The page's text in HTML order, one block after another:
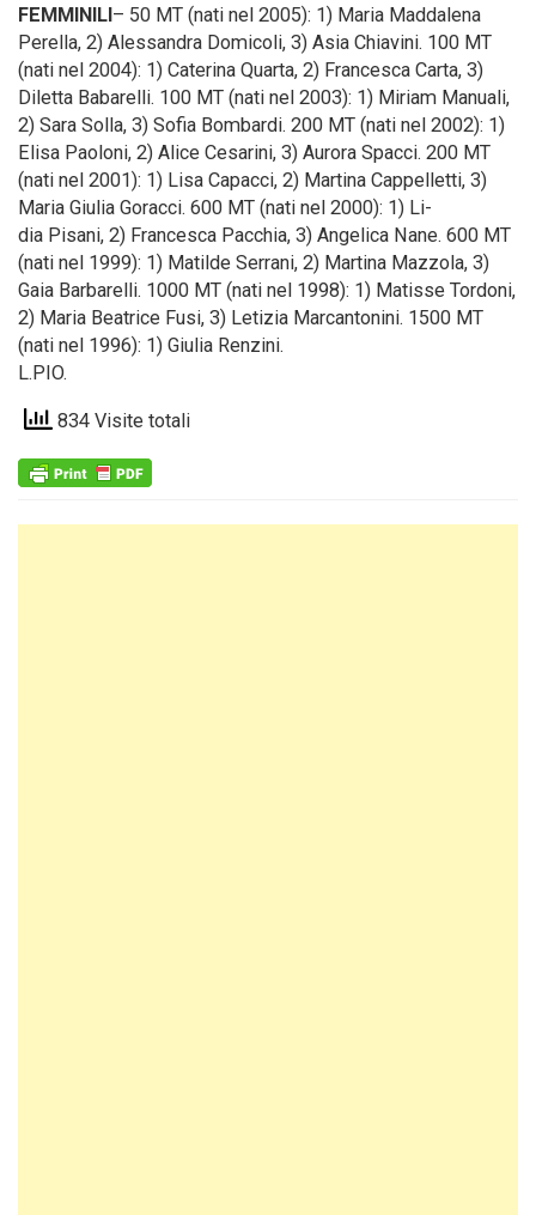
FEMMINILI– 50 MT (nati nel 2005): 1) Maria Maddalena
Perella, 2) Alessandra Domicoli, 3) Asia Chiavini. 100 MT
(nati nel 2004): 1) Caterina Quarta, 2) Francesca Carta, 3)
Diletta Babarelli. 100 MT (nati nel 2003): 1) Miriam Manuali,
2) Sara Solla, 3) Sofia Bombardi. 200 MT (nati nel 2002): 1)
Elisa Paoloni, 2) Alice Cesarini, 3) Aurora Spacci. 200 MT
(nati nel 2001): 1) Lisa Capacci, 2) Martina Cappelletti, 3)
Maria Giulia Goracci. 600 MT (nati nel 2000): 1) Li-
dia Pisani, 2) Francesca Pacchia, 3) Angelica Nane. 600 MT
(nati nel 1999): 1) Matilde Serrani, 2) Martina Mazzola, 3)
Gaia Barbarelli. 1000 MT (nati nel 1998): 1) Matisse Tordoni,
2) Maria Beatrice Fusi, 3) Letizia Marcantonini. 1500 MT
(nati nel 1996): 1) Giulia Renzini.
L.PIO.
834 Visite totali